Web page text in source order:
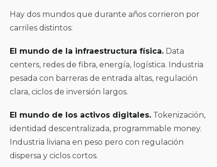
Hay dos mundos que durante años corrieron por
carriles distintos:
El mundo de la infraestructura física. Data
centers, redes de fibra, energía, logística. Industria
pesada con barreras de entrada altas, regulación
clara, ciclos de inversión largos.
El mundo de los activos digitales. Tokenización,
identidad descentralizada, programmable money.
Industria liviana en peso pero con regulación
dispersa y ciclos cortos.